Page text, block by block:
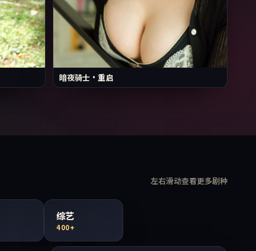
暗夜骑士·重启
左右滑动查看更多剧种
综艺
400+